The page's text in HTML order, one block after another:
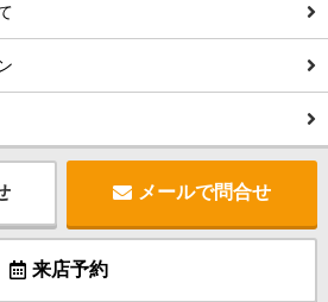
メールで問合せ
来店予約